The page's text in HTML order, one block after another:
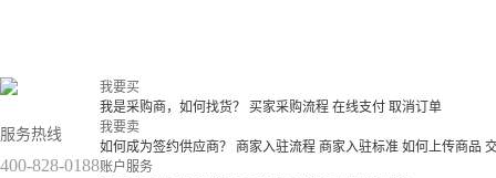
服务热线
400-828-0188
我要买
我是采购商，如何找货？
买家采购流程 在线支付 取消订单
我要卖
如何成为签约供应商？
商家入驻流程 商家入驻标准 如何上传商品
账户服务